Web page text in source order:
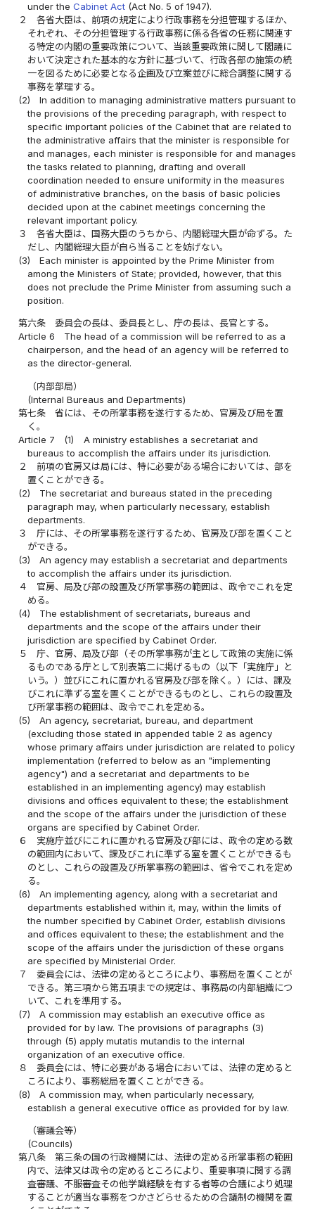
under theCabinet Act (Act No. 5 of 1947).
２
各省大臣は、前項の規定により行政事務を分担管理するほか、
それぞれ、その分担管理する行政事務に係る各省の任務に関連す
る特定の内閣の重要政策について、当該重要政策に関して閣議に
おいて決定された基本的な方針に基づいて、行政各部の施策の統
一を図るために必要となる企画及び立案並びに総合調整に関する
事務を掌理する。
(2)
In addition to managing administrative matters pursuant to
the provisions of the preceding paragraph, with respect to
specific important policies of the Cabinet that are related to
the administrative affairs that the minister is responsible for
and manages, each minister is responsible for and manages
the tasks related to planning, drafting and overall
coordination needed to ensure uniformity in the measures
of administrative branches, on the basis of basic policies
decided upon at the cabinet meetings concerning the
relevant important policy.
３
各省大臣は、国務大臣のうちから、内閣総理大臣が命ずる。た
だし、内閣総理大臣が自ら当ることを妨げない。
(3)
Each minister is appointed by the Prime Minister from
among the Ministers of State; provided, however, that this
does not preclude the Prime Minister from assuming such a
position.
第六条
委員会の長は、委員長とし、庁の長は、長官とする。
Article 6
The head of a commission will be referred to as a
chairperson, and the head of an agency will be referred to
as the director-general.
（内部部局）
(Internal Bureaus and Departments)
第七条
省には、その所掌事務を遂行するため、官房及び局を置
く。
Article 7
(1)
A ministry establishes a secretariat and
bureaus to accomplish the affairs under its jurisdiction.
２
前項の官房又は局には、特に必要がある場合においては、部を
置くことができる。
(2)
The secretariat and bureaus stated in the preceding
paragraph may, when particularly necessary, establish
departments.
３
庁には、その所掌事務を遂行するため、官房及び部を置くこと
ができる。
(3)
An agency may establish a secretariat and departments
to accomplish the affairs under its jurisdiction.
４
官房、局及び部の設置及び所掌事務の範囲は、政令でこれを定
める。
(4)
The establishment of secretariats, bureaus and
departments and the scope of the affairs under their
jurisdiction are specified by Cabinet Order.
５
庁、官房、局及び部（その所掌事務が主として政策の実施に係
るものである庁として別表第二に掲げるもの（以下「実施庁」と
いう。）並びにこれに置かれる官房及び部を除く。）には、課及
びこれに準ずる室を置くことができるものとし、これらの設置及
び所掌事務の範囲は、政令でこれを定める。
(5)
An agency, secretariat, bureau, and department
(excluding those stated in appended table 2 as agency
whose primary affairs under jurisdiction are related to policy
implementation (referred to below as an "implementing
agency") and a secretariat and departments to be
established in an implementing agency) may establish
divisions and offices equivalent to these; the establishment
and the scope of the affairs under the jurisdiction of these
organs are specified by Cabinet Order.
６
実施庁並びにこれに置かれる官房及び部には、政令の定める数
の範囲内において、課及びこれに準ずる室を置くことができるも
のとし、これらの設置及び所掌事務の範囲は、省令でこれを定め
る。
(6)
An implementing agency, along with a secretariat and
departments established within it, may, within the limits of
the number specified by Cabinet Order, establish divisions
and offices equivalent to these; the establishment and the
scope of the affairs under the jurisdiction of these organs
are specified by Ministerial Order.
７
委員会には、法律の定めるところにより、事務局を置くことが
できる。第三項から第五項までの規定は、事務局の内部組織につ
いて、これを準用する。
(7)
A commission may establish an executive office as
provided for by law. The provisions of paragraphs (3)
through (5) apply mutatis mutandis to the internal
organization of an executive office.
８
委員会には、特に必要がある場合においては、法律の定めると
ころにより、事務総局を置くことができる。
(8)
A commission may, when particularly necessary,
establish a general executive office as provided for by law.
（審議会等）
(Councils)
第八条
第三条の国の行政機関には、法律の定める所掌事務の範囲
内で、法律又は政令の定めるところにより、重要事項に関する調
査審議、不服審査その他学識経験を有する者等の合議により処理
することが適当な事務をつかさどらせるための合議制の機関を置